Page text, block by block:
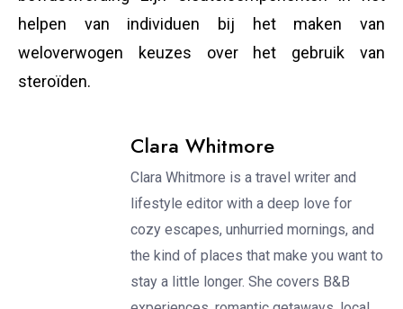
helpen van individuen bij het maken van
weloverwogen keuzes over het gebruik van
steroïden.
Clara Whitmore
Clara Whitmore is a travel writer and
lifestyle editor with a deep love for
cozy escapes, unhurried mornings, and
the kind of places that make you want to
stay a little longer. She covers B&B